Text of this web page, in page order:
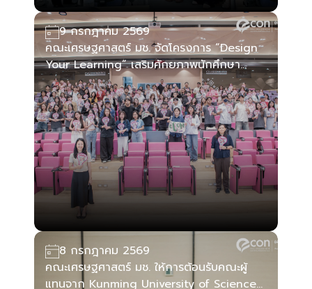
9 กรกฎาคม 2569
คณะเศรษฐศาสตร์ มช. จัดโครงการ “Design
Your Learning” เสริมศักยภาพนักศึกษา
หลักสูตรนานาชาติ วางแผนการศึกษาอย่างมี
ประสิทธิภาพ
8 กรกฎาคม 2569
คณะเศรษฐศาสตร์ มช. ให้การต้อนรับคณะผู้
แทนจาก Kunming University of Science